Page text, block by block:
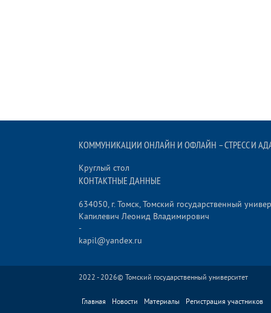
КОММУНИКАЦИИ ОНЛАЙН И ОФЛАЙН – СТРЕСС И
Круглый стол
КОНТАКТНЫЕ ДАННЫЕ
634050, г. Томск, Томский государственный
Капилевич Леонид Владимирович
-
kapil@yandex.ru
2022 - 2026© Томский государственный университет
Главная Новости Материалы Регистрация участников